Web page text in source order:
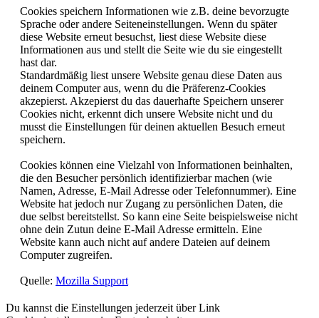
Cookies speichern Informationen wie z.B. deine bevorzugte
Sprache oder andere Seiteneinstellungen. Wenn du später
diese Website erneut besuchst, liest diese Website diese
Informationen aus und stellt die Seite wie du sie eingestellt
hast dar.
Standardmäßig liest unsere Website genau diese Daten aus
deinem Computer aus, wenn du die Präferenz-Cookies
akzepierst. Akzepierst du das dauerhafte Speichern unserer
Cookies nicht, erkennt dich unsere Website nicht und du
musst die Einstellungen für deinen aktuellen Besuch erneut
speichern.
Cookies können eine Vielzahl von Informationen beinhalten,
die den Besucher persönlich identifizierbar machen (wie
Namen, Adresse, E-Mail Adresse oder Telefonnummer). Eine
Website hat jedoch nur Zugang zu persönlichen Daten, die
due selbst bereitstellst. So kann eine Seite beispielsweise nicht
ohne dein Zutun deine E-Mail Adresse ermitteln. Eine
Website kann auch nicht auf andere Dateien auf deinem
Computer zugreifen.
Quelle: Mozilla Support
Du kannst die Einstellungen jederzeit über Link